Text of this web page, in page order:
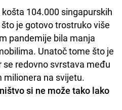
104.000 singapurskih
je gotovo trostruko više
pandemije bila manja
Unatoč tome što je
redovno svrstava među
milionera na svijetu.
si ne može tako lako